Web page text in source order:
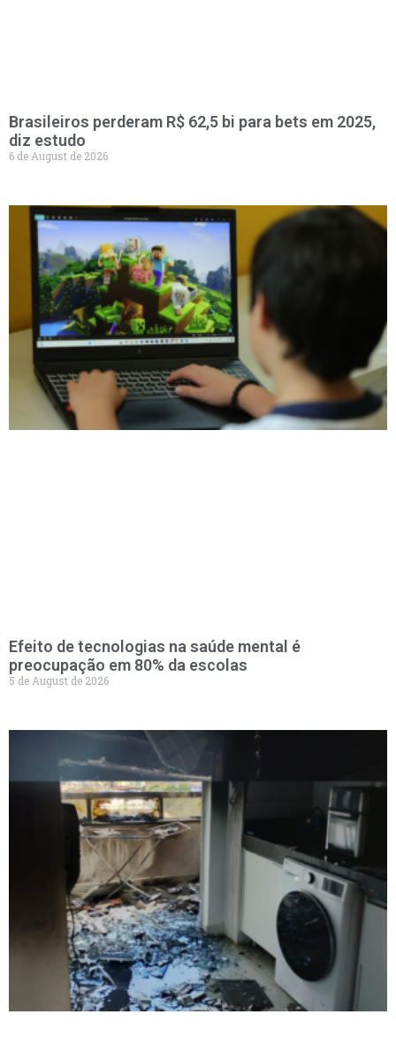
Brasileiros perderam R$ 62,5 bi para bets em 2025,
diz estudo
6 de August de 2026
Efeito de tecnologias na saúde mental é
preocupação em 80% da escolas
5 de August de 2026